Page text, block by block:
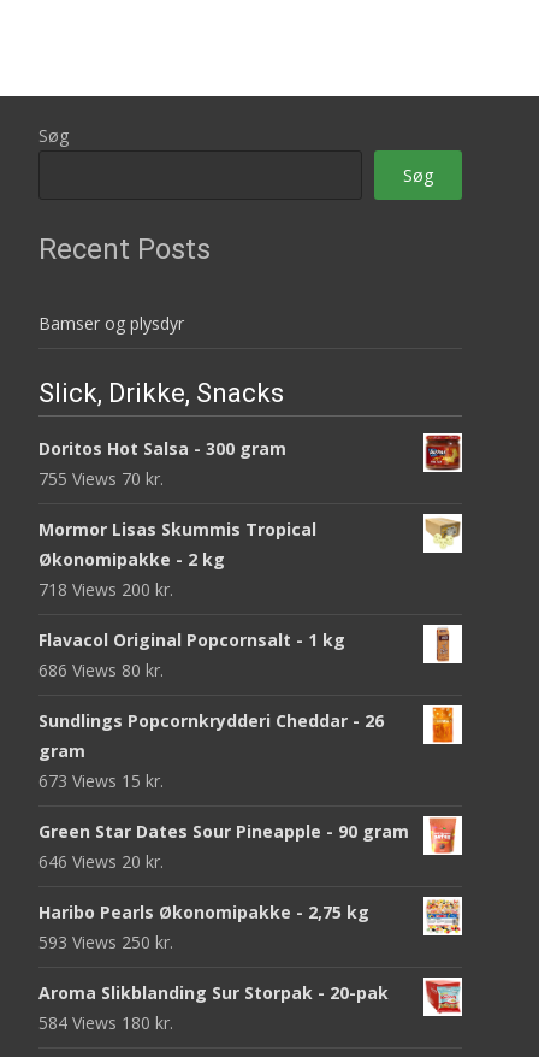
Søg
Søg
Recent Posts
Bamser og plysdyr
Slick, Drikke, Snacks
Doritos Hot Salsa - 300 gram
755 Views 70 kr.
Mormor Lisas Skummis Tropical
Økonomipakke - 2 kg
718 Views 200 kr.
Flavacol Original Popcornsalt - 1 kg
686 Views 80 kr.
Sundlings Popcornkrydderi Cheddar - 26
gram
673 Views 15 kr.
Green Star Dates Sour Pineapple - 90 gram
646 Views 20 kr.
Haribo Pearls Økonomipakke - 2,75 kg
593 Views 250 kr.
Aroma Slikblanding Sur Storpak - 20-pak
584 Views 180 kr.